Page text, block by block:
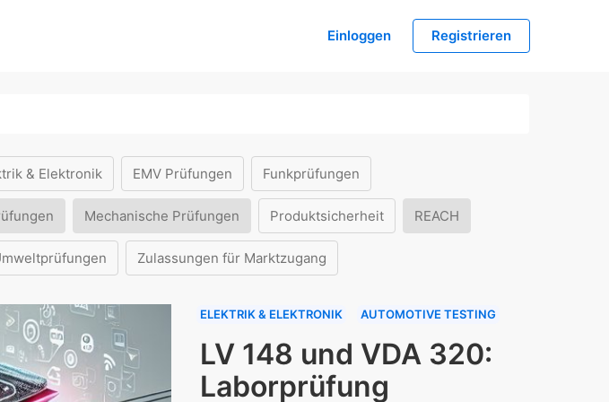
Einloggen Registrieren
& Elektronik EMV Prüfungen Funkprüfungen
Mechanische Prüfungen Produktsicherheit REACH
Zulassungen für Marktzugang
ELEKTRIK & ELEKTRONIK AUTOMOTIVE TESTING
LV 148 und VDA 320:
Laborprüfung